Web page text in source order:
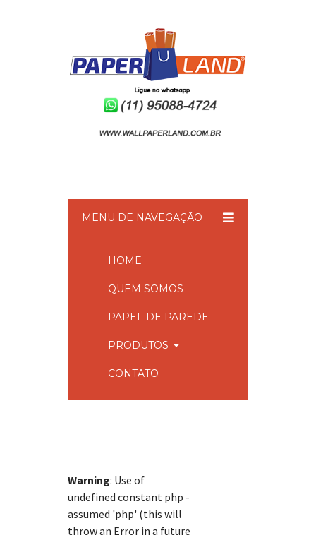
MENU DE NAVEGAÇÃO
HOME
QUEM SOMOS
PAPEL DE PAREDE
PRODUTOS
CONTATO
Warning: Use of
undefined constant php -
assumed 'php' (this will
throw an Error in a future